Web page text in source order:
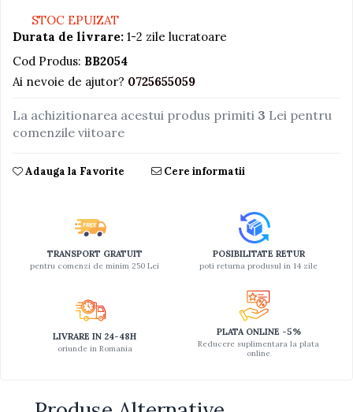
Jocuri de indemanare
Jocuri sportive
Jucarii educative din lemn
Muzica si instrumente
Plastilina
Saltelute si centre de activitati
Set Avioane si submarine
Seturi de rufe
Trenuri cu sine
STOC EPUIZAT
Durata de livrare: 1-2 zile lucratoare
Cod Produs: BB2054
Ai nevoie de ajutor? 0725655059
La achizitionarea acestui produs primiti 3 Lei pentru
comenzile viitoare
Adauga la Favorite Cere informatii
TRANSPORT GRATUIT
pentru comenzi de minim 250 Lei
POSIBILITATE RETUR
poti returna produsul in 14 zile
LIVRARE IN 24-48H
oriunde in Romania
PLATA ONLINE -5%
Reducere suplimentara la plata
online